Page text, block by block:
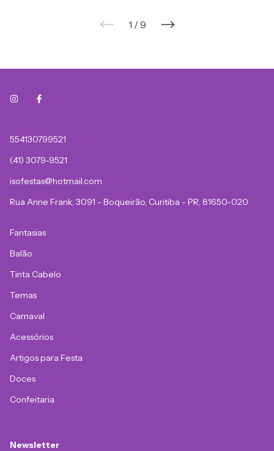
1 / 9
554130799521
(41) 3079-9521
isofestas@hotmail.com
Rua Anne Frank, 3091 - Boqueirão, Curitiba - PR, 81650-020
Fantasias
Balão
Tinta Cabelo
Temas
Carnaval
Acessórios
Artigos para Festa
Doces
Confeitaria
Newsletter